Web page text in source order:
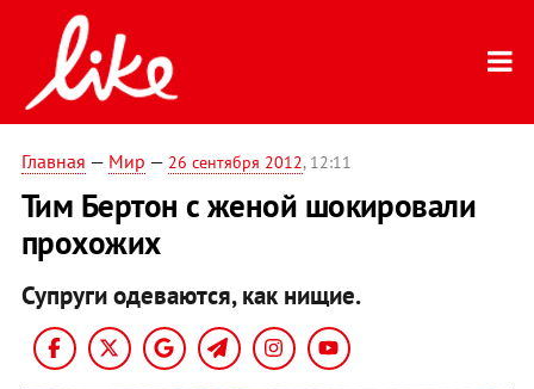
Главная — Мир — 26 сентября 2012, 12:11
Тим Бертон с женой шокировали
прохожих
Супруги одеваются, как нищие.